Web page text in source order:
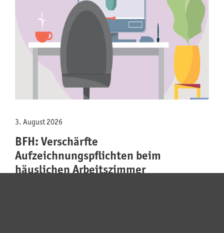
3. August 2026
BFH: Verschärfte
Aufzeichnungspflichten beim
häuslichen Arbeitszimmer